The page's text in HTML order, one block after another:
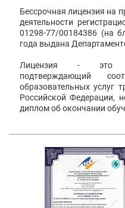
Бессрочная лицензия на
деятельности
01298-77/00184386 (на
года выдана
Лицензия - это
подтверждающий
образовательных услуг
Российской Федерации,
диплом об окончании